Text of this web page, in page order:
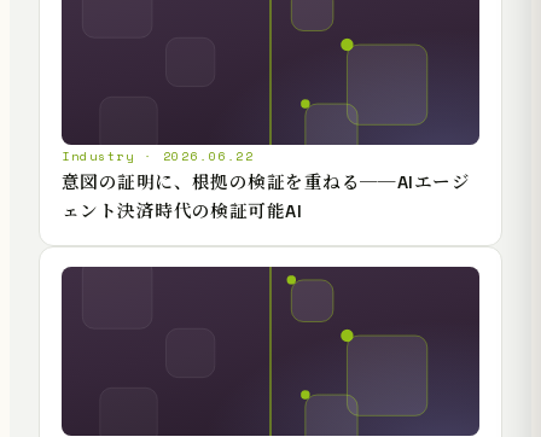
Industry · 2026.06.22
意図の証明に、根拠の検証を重ねる──AIエージ
ェント決済時代の検証可能AI